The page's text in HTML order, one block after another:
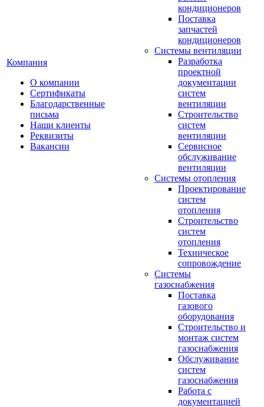
Компания
О компании
Сертификаты
Благодарственные
письма
Наши клиенты
Реквизиты
Вакансии
кондиционеров
Поставка
запчастей
кондиционеров
Системы вентиляции
Разработка
проектной
документации
систем
вентиляции
Строительство
систем
вентиляции
Сервисное
обслуживание
вентиляции
Системы отопления
Проектирование
систем
отопления
Строительство
систем
отопления
Техническое
сопровождение
Системы
газоснабжения
Поставка
газового
оборудования
Строительство и
монтаж систем
газоснабжения
Обслуживание
систем
газоснабжения
Работа с
документацией